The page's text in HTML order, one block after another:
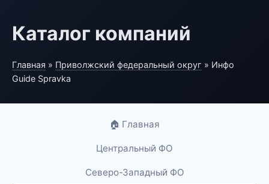
Каталог компаний
Главная » Приволжский федеральный округ » Инфо
Guide Spravka
🏠 Главная
Центральный ФО
Северо-Западный ФО